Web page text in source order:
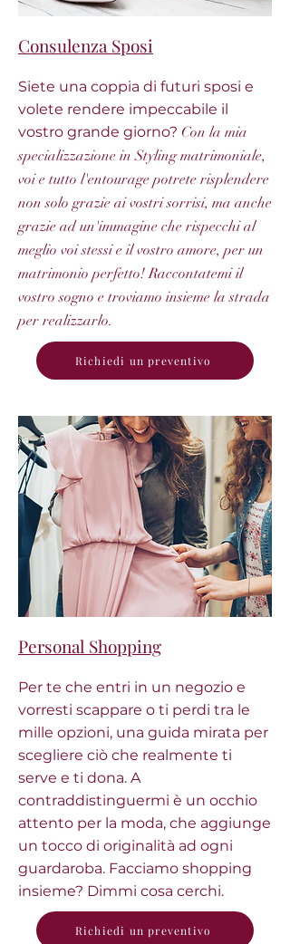
Consulenza Sposi
Siete una coppia di futuri sposi e
volete rendere impeccabile il
vostro grande giorno? Con la mia
specializzazione in Styling matrimoniale,
voi e tutto l'entourage potrete risplendere
non solo grazie ai vostri sorrisi, ma anche
grazie ad un'immagine che rispecchi al
meglio voi stessi e il vostro amore, per un
matrimonio perfetto! Raccontatemi il
vostro sogno e troviamo insieme la strada
per realizzarlo.
Richiedi un preventivo
Personal Shopping
Per te che entri in un negozio e
vorresti scappare o ti perdi tra le
mille opzioni, una guida mirata per
scegliere ciò che realmente ti
serve e ti dona. A
contraddistinguermi è un occhio
attento per la moda, che aggiunge
un tocco di originalità ad ogni
guardaroba. Facciamo shopping
insieme? Dimmi cosa cerchi.
Richiedi un preventivo